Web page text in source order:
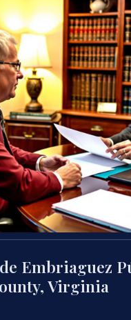
Embriaguez
Virginia